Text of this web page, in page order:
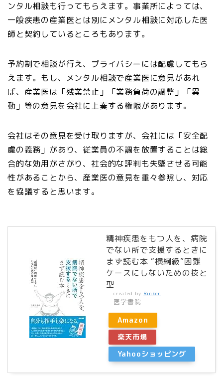
ンタル相談も行ってもらえます。事業所によっては、
一般疾患の産業医とは別にメンタル相談に対応した医
師と契約しているところもあります。
予約制で相談が行え、プライバシーには配慮してもら
えます。もし、メンタル相談で産業医に意見があれ
ば、産業医は「残業禁止」「業務負荷の調整」「異
動」等の意見を会社に上奏する権限があります。
会社はその意見を受け取りますが、会社には「安全配
慮の義務」があり、従業員の不調を放置することは総
合的な効用がさがり、社会的な評判も失墜させる可能
性があることから、産業医の意見を重々参照し、対応
を協議すると思います。
精神疾患をもつ人を、病院
でない所で支援するときに
まず読む本 “横綱級”困難
ケースにしないための技と
型
created by Rinker
医学書院
Amazon
楽天市場
Yahooショッピング